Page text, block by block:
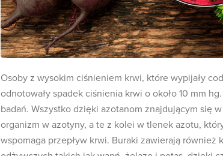
Osoby z wysokim ciśnieniem krwi, które wypijały
odnotowały spadek ciśnienia krwi o około 10 mm
badań. Wszystko dzięki azotanom znajdującym się
organizm w azotyny, a te z kolei w tlenek azotu,
wspomaga przepływ krwi. Buraki zawierają również